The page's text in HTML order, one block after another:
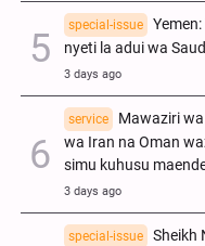
special-issue
nyeti la adui wa
3 days ago
service
Mawaziri
wa Iran na Oman
simu kuhusu
3 days ago
special-issue
Sheikh